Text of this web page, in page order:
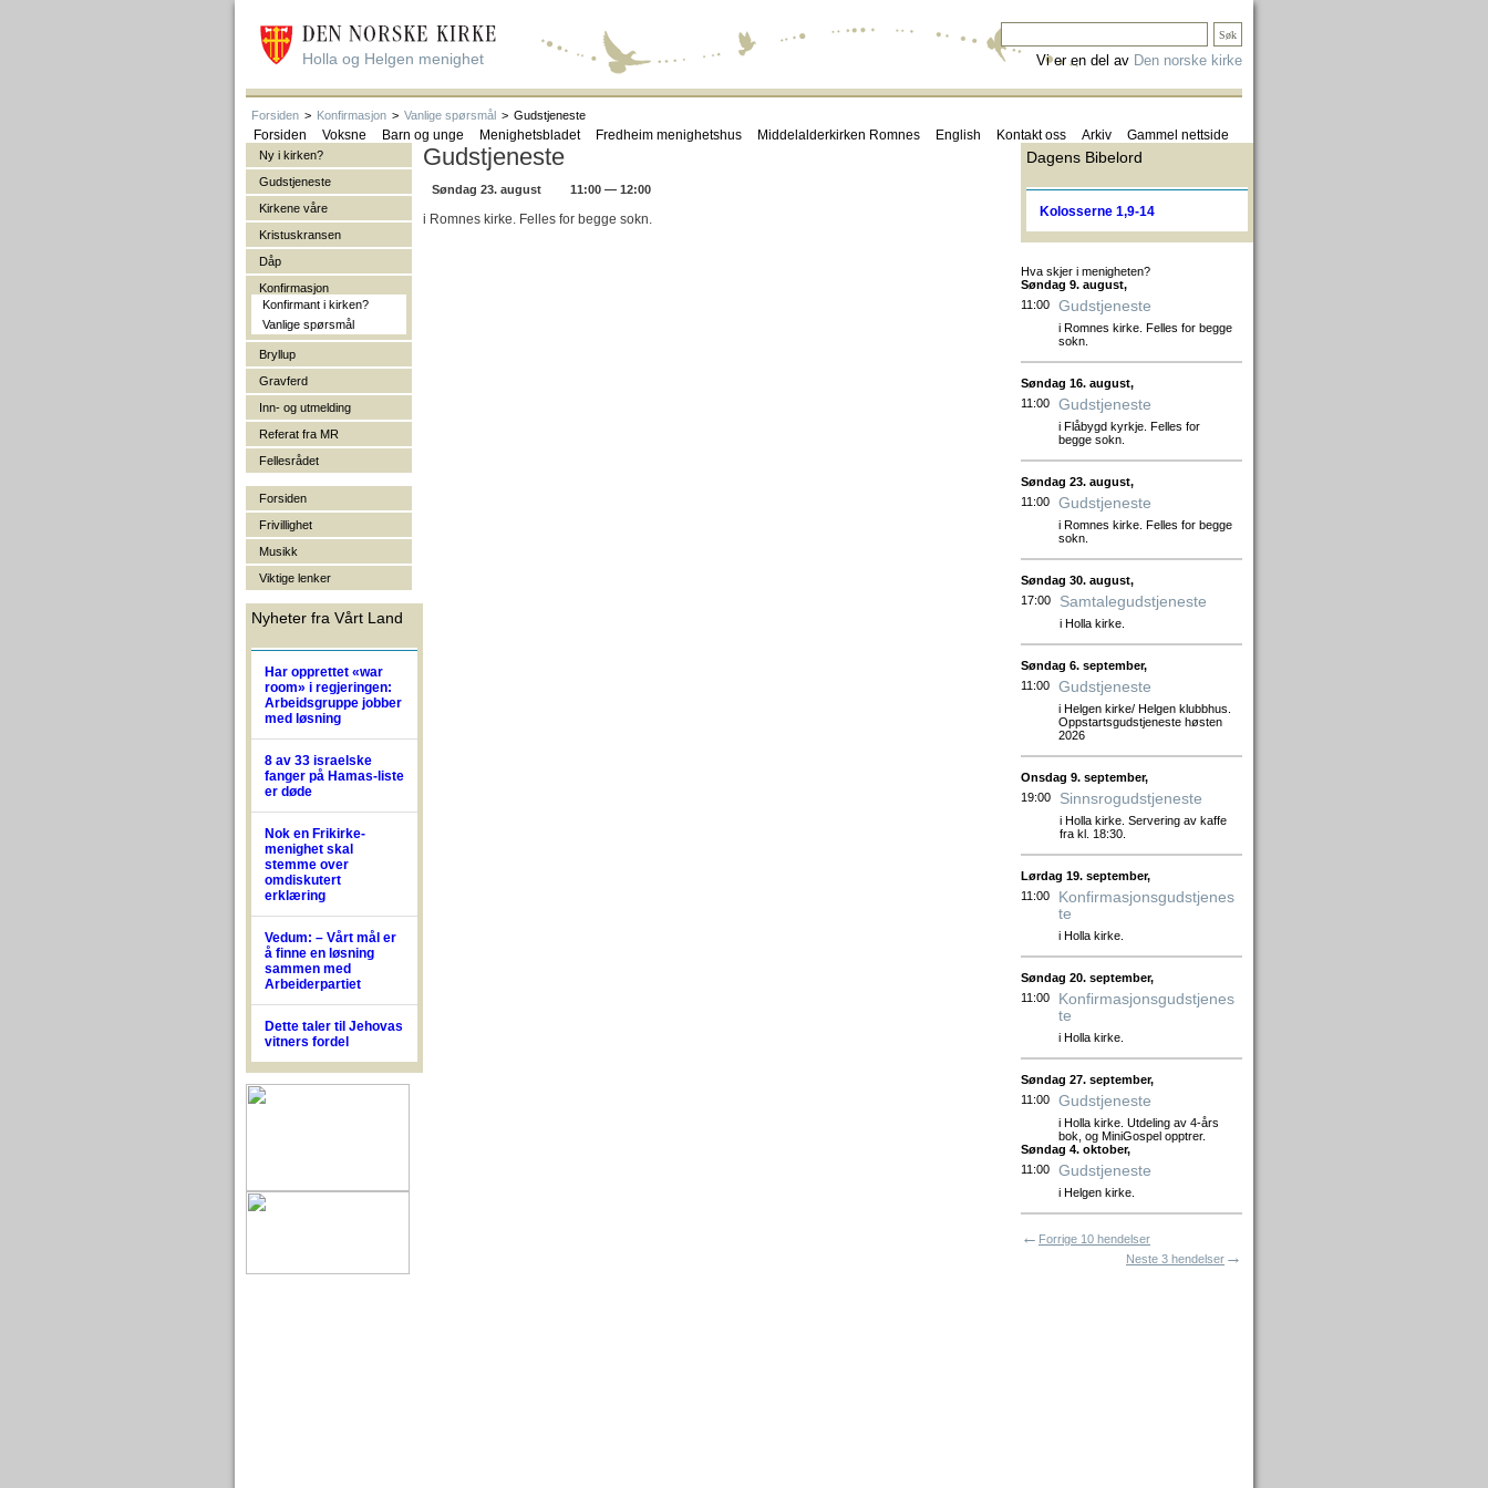
Holla og Helgen menighet Vi er en del av Den norske kirke
Forsiden > Konfirmasjon > Vanlige spørsmål > Gudstjeneste
Forsiden Voksne Barn og unge Menighetsbladet Fredheim menighetshus Middelalderkirken Romnes English Kontakt oss Arkiv Gammel nettside
Ny i kirken?
Gudstjeneste
Kirkene våre
Kristuskransen
Dåp
Konfirmasjon
Konfirmant i kirken?
Vanlige spørsmål
Bryllup
Gravferd
Inn- og utmelding
Referat fra MR
Fellesrådet
Forsiden
Frivillighet
Musikk
Viktige lenker
Nyheter fra Vårt Land
Har opprettet «war
room» i regjeringen:
Arbeidsgruppe jobber
med løsning
8 av 33 israelske
fanger på Hamas-liste
er døde
Nok en Frikirke-
menighet skal
stemme over
omdiskutert
erklæring
Vedum: – Vårt mål er
å finne en løsning
sammen med
Arbeiderpartiet
Dette taler til Jehovas
vitners fordel
Gudstjeneste
Søndag 23. august 11:00 — 12:00
i Romnes kirke. Felles for begge sokn.
Dagens Bibelord
Kolosserne 1,9-14
Hva skjer i menigheten?
Søndag 9. august,
11:00
Gudstjeneste
i Romnes kirke. Felles for begge
sokn.
Søndag 16. august,
11:00
Gudstjeneste
i Flåbygd kyrkje. Felles for
begge sokn.
Søndag 23. august,
11:00
Gudstjeneste
i Romnes kirke. Felles for begge
sokn.
Søndag 30. august,
17:00
Samtalegudstjeneste
i Holla kirke.
Søndag 6. september,
11:00
Gudstjeneste
i Helgen kirke/ Helgen klubbhus.
Oppstartsgudstjeneste høsten
2026
Onsdag 9. september,
19:00
Sinnsrogudstjeneste
i Holla kirke. Servering av kaffe
fra kl. 18:30.
Lørdag 19. september,
11:00
Konfirmasjonsgudstjenes
te
i Holla kirke.
Søndag 20. september,
11:00
Konfirmasjonsgudstjenes
te
i Holla kirke.
Søndag 27. september,
11:00
Gudstjeneste
i Holla kirke. Utdeling av 4-års
bok, og MiniGospel opptrer.
Søndag 4. oktober,
11:00
Gudstjeneste
i Helgen kirke.
← Forrige 10 hendelser
Neste 3 hendelser →